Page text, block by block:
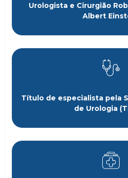
Urologista e Cirurgião
Albert
Título de especialista pela
de Urologia